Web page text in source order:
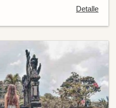
Detalle